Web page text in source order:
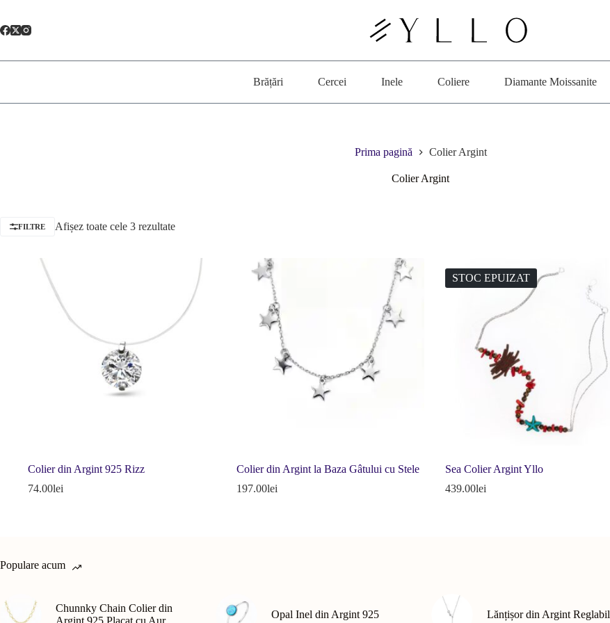
conținut
Brățări Cercei Inele Coliere Diamante Moissanite
Prima pagină Colier Argint
Colier Argint
FILTRE Afișez toate cele 3 rezultate
Colier din Argint 925 Rizz
74.00lei
Colier din Argint la Baza Gâtului cu Stele
197.00lei
STOC EPUIZAT
Sea Colier Argint Yllo
439.00lei
Populare acum
Chunnky Chain Colier din
Opal Inel din Argint 925 Lănțișor din Argint Reglabil